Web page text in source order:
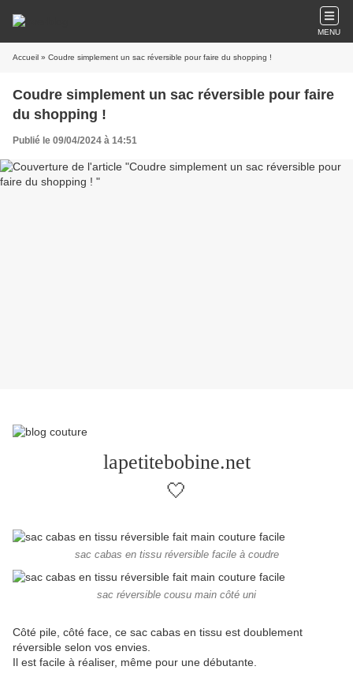
MENU
Accueil » Coudre simplement un sac réversible pour faire du shopping !
Coudre simplement un sac réversible pour faire
du shopping !
Publié le 09/04/2024 à 14:51
lapetitebobine.net
🤍
sac cabas en tissu réversible facile à coudre
sac réversible cousu main côté uni
Côté pile, côté face, ce sac cabas en tissu est doublement
réversible selon vos envies.
Il est facile à réaliser, même pour une débutante.